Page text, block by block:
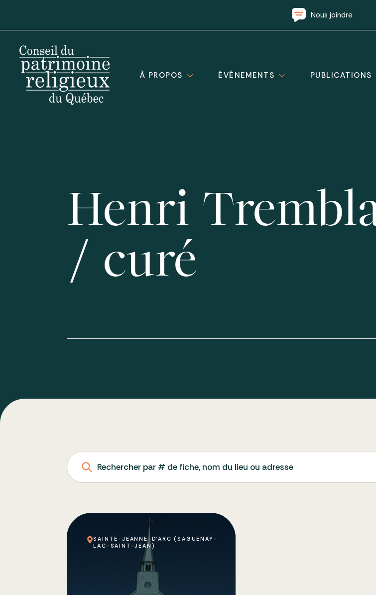
Nous joindre
À PROPOS ÉVÉNEMENTS PUBLICATIONS
Henri
/ curé
Rechercher par # de fiche, nom du lieu ou adresse
SAINTE-JEANNE-D'ARC (SAGUENAY-
LAC-SAINT-JEAN)